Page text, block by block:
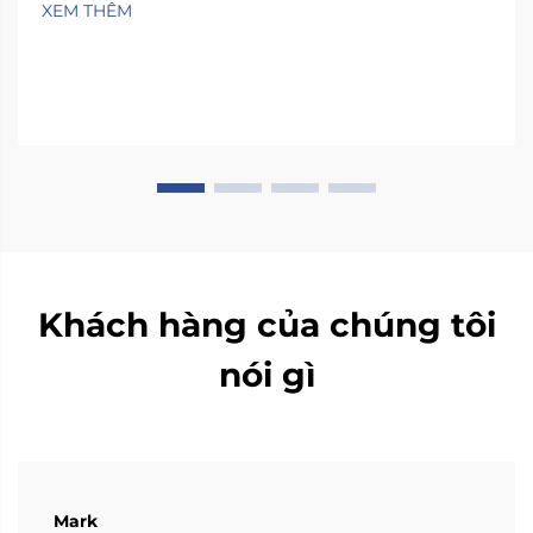
dùng tăng tính độc lập khi chuyển từ xe lăn...
XEM THÊM
Khách hàng của chúng tôi
nói gì
Mark